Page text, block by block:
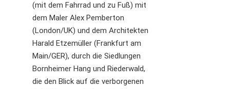
(mit dem Fahrrad und zu Fuß) mit
dem Maler Alex Pemberton
(London/UK) und dem Architekten
Harald Etzemüller (Frankfurt am
Main/GER), durch die Siedlungen
Bornheimer Hang und Riederwald,
die den Blick auf die verborgenen